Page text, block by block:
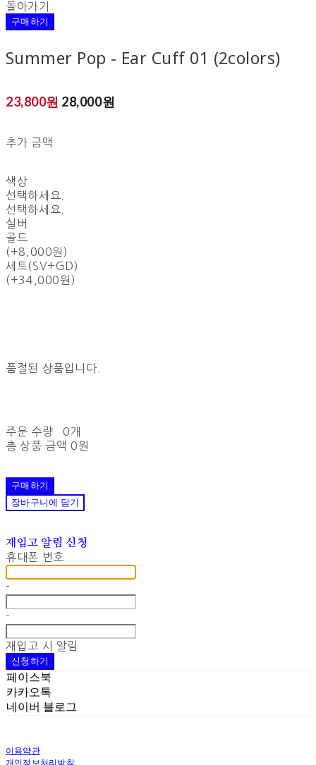
돌아가기
구매하기
Summer Pop - Ear Cuff 01 (2colors)
23,800원 28,000원
추가 금액
색상
선택하세요.
선택하세요.
실버
골드
(+8,000원)
세트(SV+GD)
(+34,000원)
품절된 상품입니다.
주문 수량
0개
총 상품 금액 0원
구매하기
장바구니에 담기
재입고 알림 신청
휴대폰 번호
-
-
재입고 시 알림
신청하기
페이스북
카카오톡
네이버 블로그
이용약관
개인정보처리방침